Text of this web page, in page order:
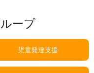
ープ
児童発達支援